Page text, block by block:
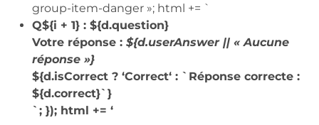
group-item-danger »; html += `
Q${i + 1} : ${d.question}
Votre réponse : ${d.userAnswer || « Aucune
réponse »}
${d.isCorrect ? ‘Correct‘ : ` Réponse correcte :
${d.correct}`}
`; }); html += ‘